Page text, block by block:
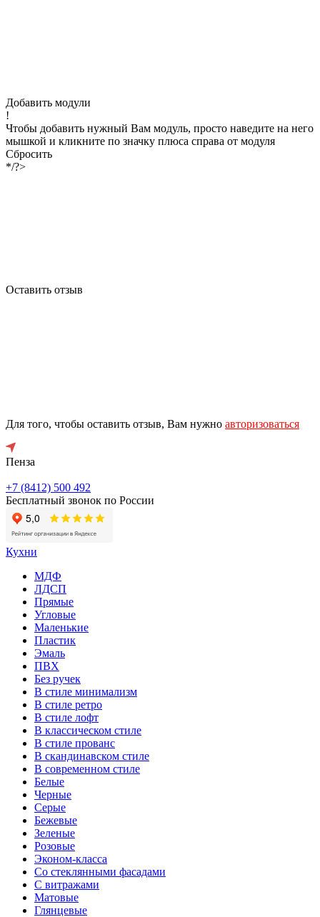
Добавить модули
!
Чтобы добавить нужный Вам модуль, просто наведите на него
мышкой и кликните по значку плюса справа от модуля
Сбросить
*/?>
Оставить отзыв
Для того, чтобы оставить отзыв, Вам нужно авторизоваться
Пенза
+7 (8412) 500 492
Бесплатный звонок по России
Кухни
МДФ
ЛДСП
Прямые
Угловые
Маленькие
Пластик
Эмаль
ПВХ
Без ручек
В стиле минимализм
В стиле ретро
В стиле лофт
В классическом стиле
В стиле прованс
В скандинавском стиле
В современном стиле
Белые
Черные
Серые
Бежевые
Зеленые
Розовые
Эконом-класса
Со стеклянными фасадами
С витражами
Матовые
Глянцевые